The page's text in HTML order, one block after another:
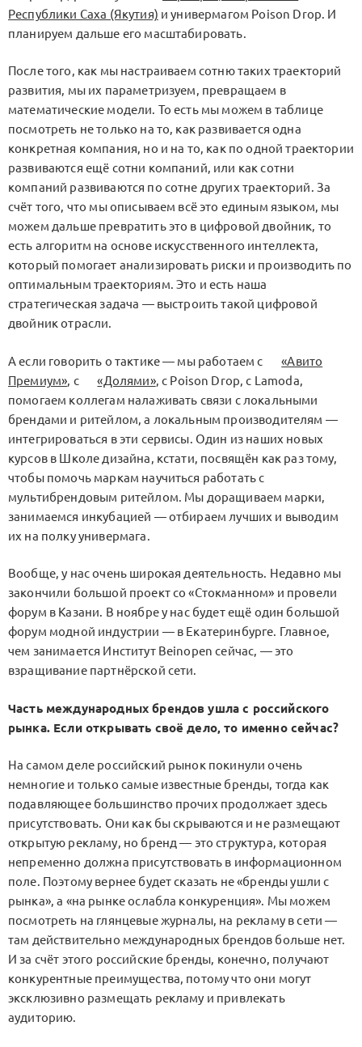
Республики Саха (Якутия) и универмагом Poison Drop. И
планируем дальше его масштабировать.
После того, как мы настраиваем сотню таких траекторий
развития, мы их параметризуем, превращаем в
математические модели. То есть мы можем в таблице
посмотреть не только на то, как развивается одна
конкретная компания, но и на то, как по одной траектории
развиваются ещё сотни компаний, или как сотни
компаний развиваются по сотне других траекторий. За
счёт того, что мы описываем всё это единым языком, мы
можем дальше превратить это в цифровой двойник, то
есть алгоритм на основе искусственного интеллекта,
который помогает анализировать риски и производить по
оптимальным траекториям. Это и есть наша
стратегическая задача — выстроить такой цифровой
двойник отрасли.
А если говорить о тактике — мы работаем с
«Авито
Премиум», с «Долями», с Poison Drop, с Lamoda,
помогаем коллегам налаживать связи с локальными
брендами и ритейлом, а локальным производителям —
интегрироваться в эти сервисы. Один из наших новых
курсов в Школе дизайна, кстати, посвящён как раз тому,
чтобы помочь маркам научиться работать с
мультибрендовым ритейлом. Мы доращиваем марки,
занимаемся инкубацией — отбираем лучших и выводим
их на полку универмага.
Вообще, у нас очень широкая деятельность. Недавно мы
закончили большой проект со «Стокманном» и провели
форум в Казани. В ноябре у нас будет ещё один большой
форум модной индустрии — в Екатеринбурге. Главное,
чем занимается Институт Beinopen сейчас, — это
взращивание партнёрской сети.
Часть международных брендов ушла с российского
рынка. Если открывать своё дело, то именно сейчас?
На самом деле российский рынок покинули очень
немногие и только самые известные бренды, тогда как
подавляющее большинство прочих продолжает здесь
присутствовать. Они как бы скрываются и не размещают
открытую рекламу, но бренд — это структура, которая
непременно должна присутствовать в информационном
поле. Поэтому вернее будет сказать не «бренды ушли с
рынка», а «на рынке ослабла конкуренция». Мы можем
посмотреть на глянцевые журналы, на рекламу в сети —
там действительно международных брендов больше нет.
И за счёт этого российские бренды, конечно, получают
конкурентные преимущества, потому что они могут
эксклюзивно размещать рекламу и привлекать
аудиторию.